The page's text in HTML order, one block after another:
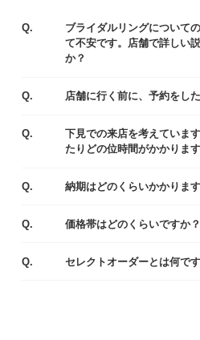
Q.
ブライダルリングについて
て不安です。店舗で詳しい
か？
Q.
店舗に行く前に、予約をし
Q.
下見での来店を考えていま
たりどの位時間がかかりま
Q.
納期はどのくらいかかりま
Q.
価格帯はどのくらいですか？
Q.
セレクトオーダーとは何で